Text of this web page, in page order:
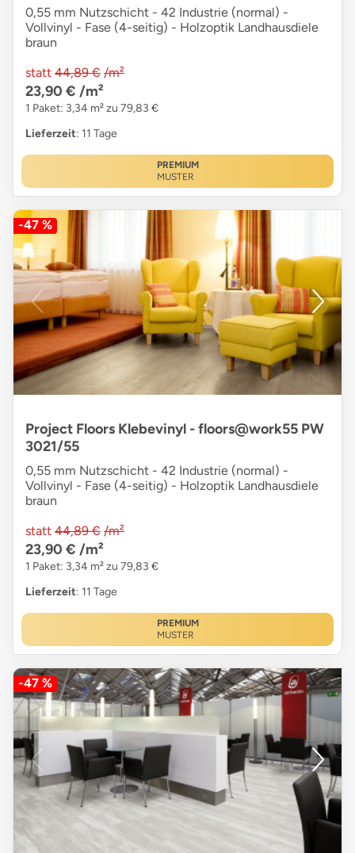
0,55 mm Nutzschicht - 42 Industrie (normal) -
Vollvinyl - Fase (4-seitig) - Holzoptik Landhausdiele
braun
statt 44,89 € /m²
23,90 € /m²
1 Paket: 3,34 m² zu 79,83 €
Lieferzeit: 11 Tage
PREMIUM
MUSTER
-47 %
Project Floors Klebevinyl - floors@work55 PW
3021/55
0,55 mm Nutzschicht - 42 Industrie (normal) -
Vollvinyl - Fase (4-seitig) - Holzoptik Landhausdiele
braun
statt 44,89 € /m²
23,90 € /m²
1 Paket: 3,34 m² zu 79,83 €
Lieferzeit: 11 Tage
PREMIUM
MUSTER
-47 %